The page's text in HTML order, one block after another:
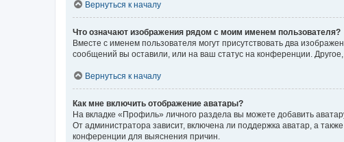
Вернуться к началу
Что означают изображения рядом с моим именем пользователя?
Вместе с именем пользователя могут присутствовать два
сообщений вы оставили, или на ваш статус на конференции.
Вернуться к началу
Как мне включить отображение аватары?
На вкладке «Профиль» личного раздела вы можете добавить
От администратора зависит, включена ли поддержка аватар, а
конференции для выяснения причин.